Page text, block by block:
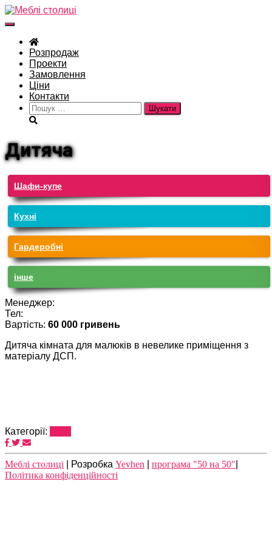
Перемкнути
навігацію
Розпродаж
Проекти
Замовлення
Ціни
Контакти
Пошук:
Дитяча
Шафи-купе
Кухні
Гардеробні
iнше
Менеджер:
Тел:
Вартість: 60 000 гривень
Дитяча кімната для малюків в невелике приміщення з
матеріалу ДСП.
Категорії:
Meблі столиці | Розробка Yevhen програма "50 на 50"
Політика конфіденційності